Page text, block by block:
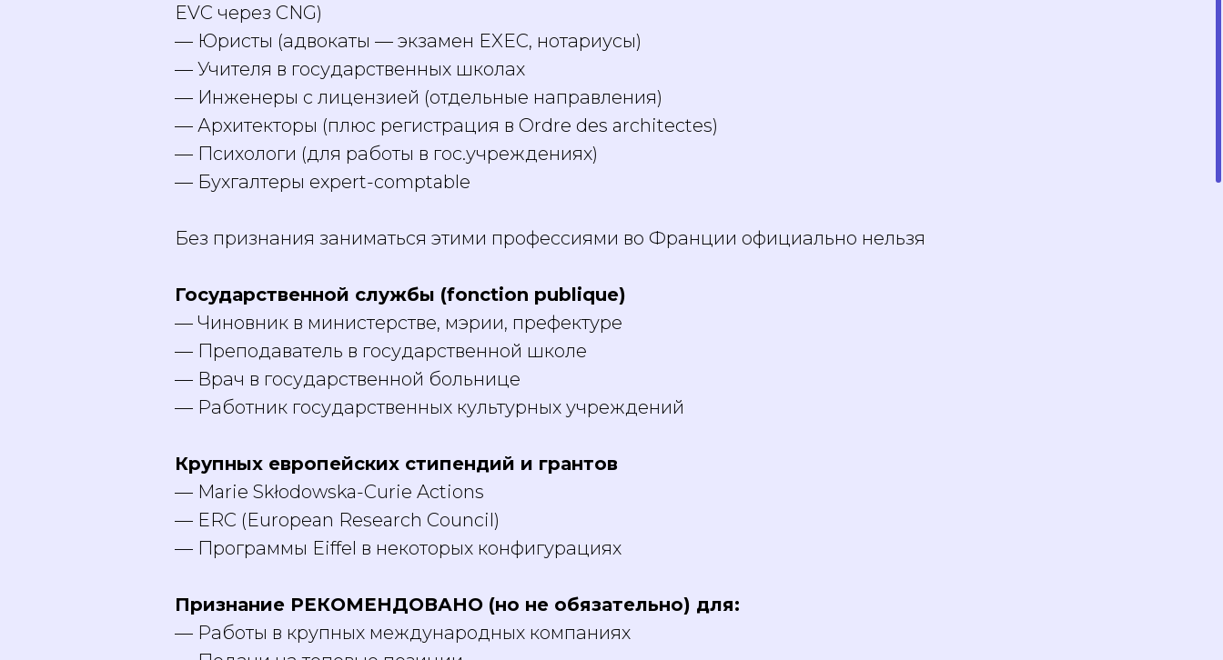
EVC через CNG)
— Юристы (адвокаты — экзамен EXEC, нотариусы)
— Учителя в государственных школах
— Инженеры с лицензией (отдельные направления)
— Архитекторы (плюс регистрация в Ordre des architectes)
— Психологи (для работы в гос.учреждениях)
— Бухгалтеры expert-comptable
Без признания заниматься этими профессиями во Франции официально нельзя
Государственной службы (fonction publique)
— Чиновник в министерстве, мэрии, префектуре
— Преподаватель в государственной школе
— Врач в государственной больнице
— Работник государственных культурных учреждений
Крупных европейских стипендий и грантов
— Marie Skłodowska-Curie Actions
— ERC (European Research Council)
— Программы Eiffel в некоторых конфигурациях
Признание РЕКОМЕНДОВАНО (но не обязательно) для:
— Работы в крупных международных компаниях